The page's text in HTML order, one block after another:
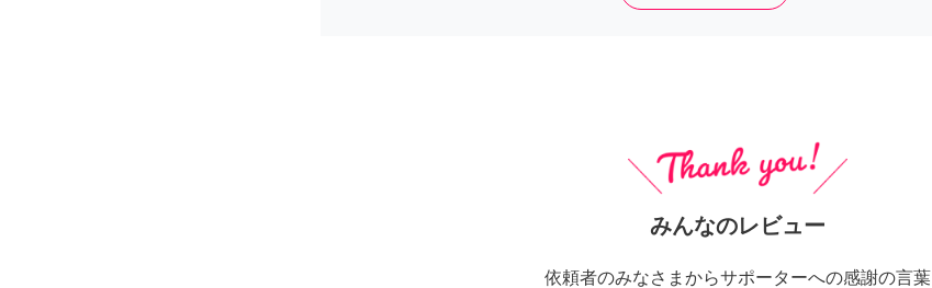
みんなのレビュー
依頼者のみなさまからサポーターへの感謝の言葉